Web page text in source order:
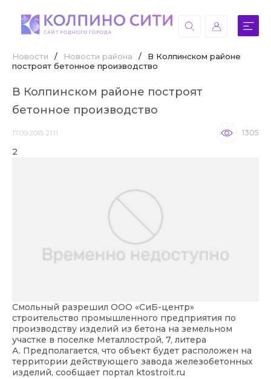
Новости / Новости района /
В Колпинском районе
построят бетонное производство
В Колпинском районе построят
бетонное производство
17.09.2015 21:11 1305
2
Смольный разрешил ООО «СиБ-центр»
строительство промышленного предприятия по
производству изделий из бетона на земельном
участке в поселке Металлострой, 7, литера
А. Предполагается, что объект будет расположен на
территории действующего завода железобетонных
изделий, сообщает портал ktostroit.ru